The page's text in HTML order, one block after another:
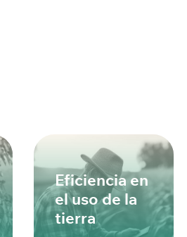
Eficiencia en
el uso de la
tierra